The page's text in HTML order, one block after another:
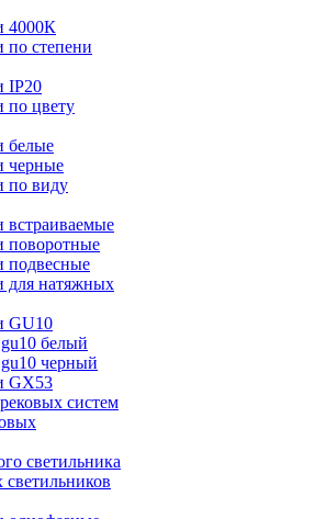
4000К
по степени
IP20
по цвету
белые
черные
по виду
встраиваемые
поворотные
подвесные
для натяжных
GU10
белый
черный
GX53
систем
светильника